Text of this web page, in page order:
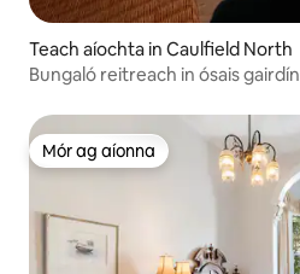
Teach aíochta in Caulfield North
Bungaló reitreach in ósais gairdín
Mór ag aíonna
Mór ag aíonna